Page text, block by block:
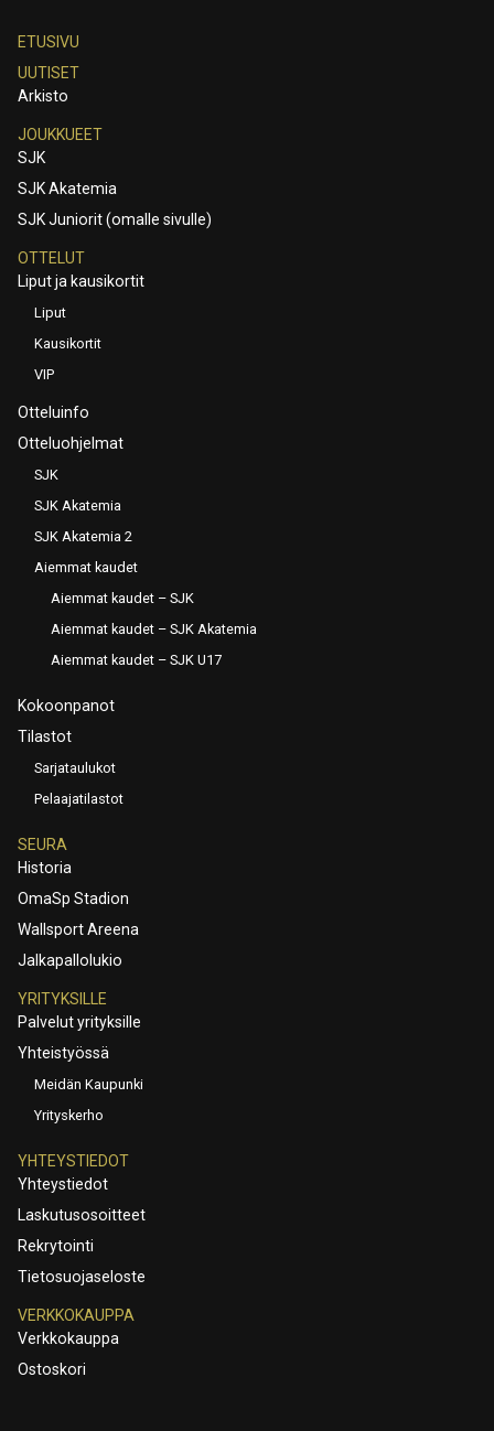
ETUSIVU
UUTISET
Arkisto
JOUKKUEET
SJK
SJK Akatemia
SJK Juniorit (omalle sivulle)
OTTELUT
Liput ja kausikortit
Liput
Kausikortit
VIP
Otteluinfo
Otteluohjelmat
SJK
SJK Akatemia
SJK Akatemia 2
Aiemmat kaudet
Aiemmat kaudet – SJK
Aiemmat kaudet – SJK Akatemia
Aiemmat kaudet – SJK U17
Kokoonpanot
Tilastot
Sarjataulukot
Pelaajatilastot
SEURA
Historia
OmaSp Stadion
Wallsport Areena
Jalkapallolukio
YRITYKSILLE
Palvelut yrityksille
Yhteistyössä
Meidän Kaupunki
Yrityskerho
YHTEYSTIEDOT
Yhteystiedot
Laskutusosoitteet
Rekrytointi
Tietosuojaseloste
VERKKOKAUPPA
Verkkokauppa
Ostoskori